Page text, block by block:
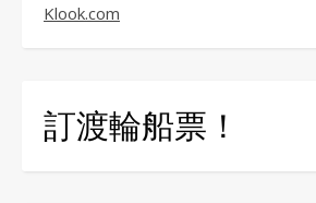
Klook.com
訂渡輪船票！